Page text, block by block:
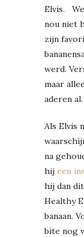
Elvis.
nou niet
zijn
werd.
maar
aderen al.
Als Elvis
na
hij een
hij dan
Healthy
banaan.
bite nog